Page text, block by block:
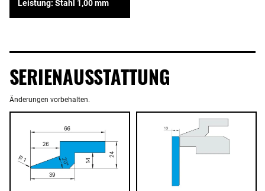
Leistung: Stahl 1,00 mm
SERIENAUSSTATTUNG
Änderungen vorbehalten.